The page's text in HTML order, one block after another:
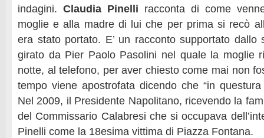
indagini. Claudia Pinelli racconta di come
moglie e alla madre di lui che per prima si recò
era stato portato. E’ un racconto supportato dallo
girato da Pier Paolo Pasolini nel quale la moglie
notte, al telefono, per aver chiesto come mai non
tempo viene apostrofata dicendo che “in questura
Nel 2009, il Presidente Napolitano, ricevendo la
del Commissario Calabresi che si occupava
Pinelli come la 18esima vittima di Piazza Fontana.